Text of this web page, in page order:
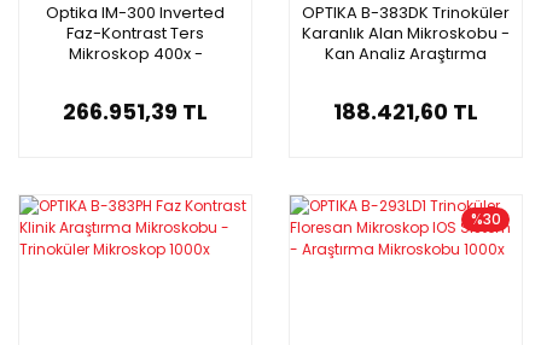
Optika IM-300 Inverted
Faz-Kontrast Ters
Mikroskop 400x -
266.951,39 TL
OPTIKA B-383DK Trinoküler
Karanlık Alan Mikroskobu -
Kan Analiz Araştırma
188.421,60 TL
%30